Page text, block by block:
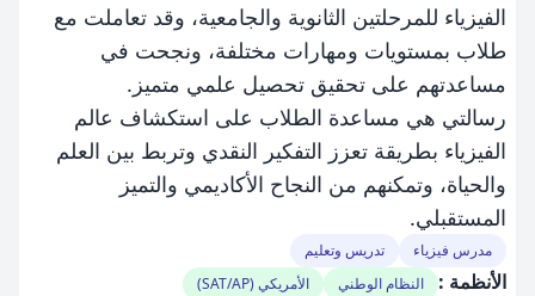
الفيزياء للمرحلتين الثانوية والجامعية، وقد تعاملت مع
طلاب بمستويات ومهارات مختلفة، ونجحت في
مساعدتهم على تحقيق تحصيل علمي متميز.
رسالتي هي مساعدة الطلاب على استكشاف عالم
الفيزياء بطريقة تعزز التفكير النقدي وتربط بين العلم
والحياة، وتمكنهم من النجاح الأكاديمي والتميز
المستقبلي.
مدرس فيزياء تدريس وتعليم
الأنظمة : النظام الوطني الأمريكي (SAT/AP)